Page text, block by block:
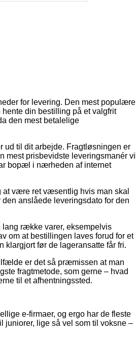
for levering. Den mest populære
din bestilling på et valgfrit
den mest betalelige
til dit arbejde. Fragtløsningen er
prisbevidste leveringsmanér vil
bopæl i nærheden af internet
at være ret væsentlig hvis man skal
anslåede leveringsdato for den
lang række varer, eksempelvis
om at bestillingen laves forud for et
klargjort før de lageransatte får fri.
er det så præmissen at man
fragtmetode, som gerne – hvad
til et afhentningssted.
e-firmaer, og ergo har de fleste
juniorer, lige så vel som til voksne –